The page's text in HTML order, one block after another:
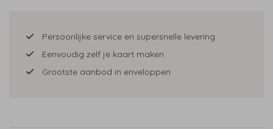
Persoonlijke service en supersnelle levering
Eenvoudig zelf je kaart maken
Grootste aanbod in enveloppen